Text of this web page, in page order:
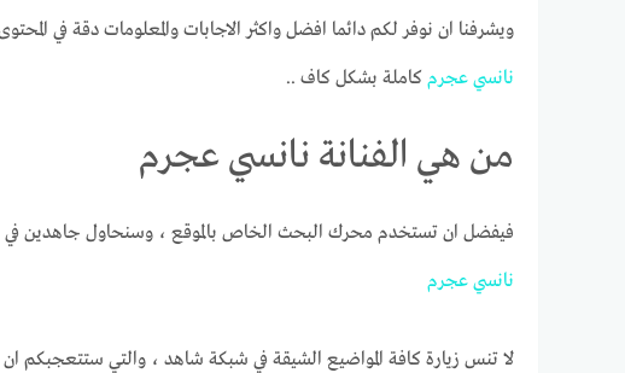
ويشرفنا ان نوفر لكم دائما افضل واكثر الاجابات والمعلومات دقة في
نانسي عجرم كاملة بشكل كاف ..
من هي الفنانة نانسي عجرم
فيفضل ان تستخدم محرك البحث الخاص بالموقع ، وسنحاول جاهدين في
نانسي عجرم
لا تنس زيارة كافة المواضيع الشيقة في شبكة شاهد ، والتي ستتعجبكم ان